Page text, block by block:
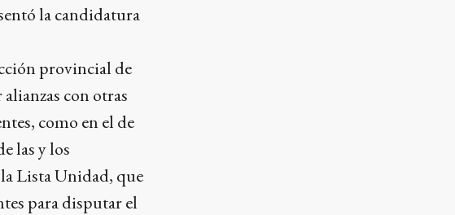
la candidatura
provincial de
con otras
como en el de
las y los
Lista Unidad, que
para disputar el